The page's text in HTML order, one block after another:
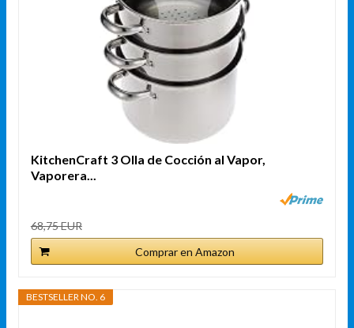
KitchenCraft 3 Olla de Cocción al Vapor,
Vaporera...
68,75 EUR
Comprar en Amazon
BESTSELLER NO. 6